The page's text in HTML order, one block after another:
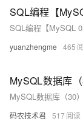
yuanzhengme 465
码农技术君 517